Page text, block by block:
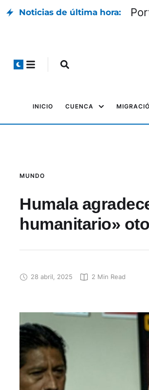
Noticias de última hora:
INICIO CUENCA
MUNDO
Humala
humanitario»
28 abril, 2025 2 Min Read